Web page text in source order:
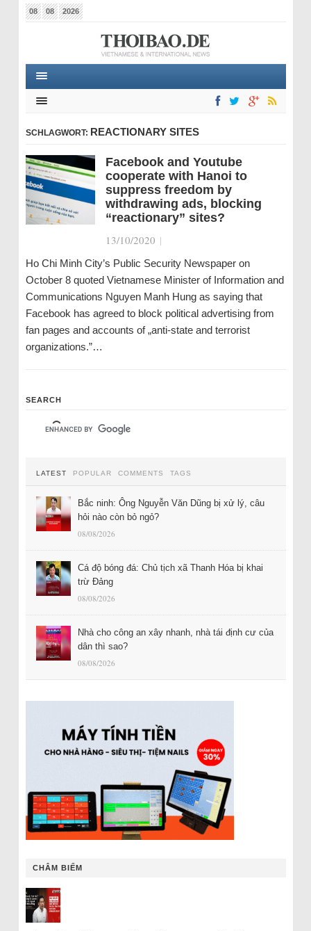
08 08 2026
SCHLAGWORT: REACTIONARY SITES
Facebook and Youtube
cooperate with Hanoi to
suppress freedom by
withdrawing ads, blocking
“reactionary” sites?
13/10/2020 |
Ho Chi Minh City’s Public Security Newspaper on
October 8 quoted Vietnamese Minister of Information and
Communications Nguyen Manh Hung as saying that
Facebook has agreed to block political advertising from
fan pages and accounts of „anti-state and terrorist
organizations.”…
SEARCH
LATEST POPULAR COMMENTS TAGS
Bắc ninh: Ông Nguyễn Văn Dũng bị xử lý, câu
hỏi nào còn bỏ ngỏ?
08/08/2026
Cá độ bóng đá: Chủ tịch xã Thanh Hóa bị khai
trừ Đảng
08/08/2026
Nhà cho công an xây nhanh, nhà tái định cư của
dân thì sao?
08/08/2026
CHÂM BIẾM